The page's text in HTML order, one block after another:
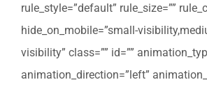
rule_style=”default” rule_size=””
hide_on_mobile=”small-
visibility” class=”” id=””
animation_direction=”left”